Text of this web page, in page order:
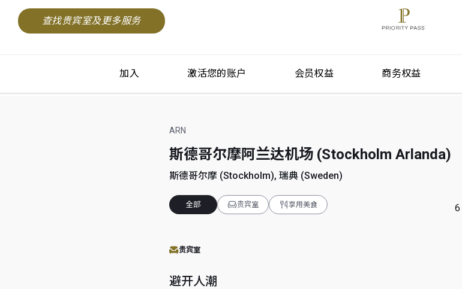
查找贵宾室及更多服务
加入 激活您的账户 会员权益 商务权益
ARN
斯德哥尔摩阿兰达机场 (Stockholm Arlanda)
斯德哥尔摩 (Stockholm), 瑞典 (Sweden)
全部 贵宾室 享用美食 6
贵宾室
避开人潮